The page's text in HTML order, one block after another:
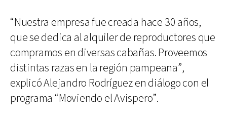
“Nuestra empresa fue creada hace 30 años,
que se dedica al alquiler de reproductores que
compramos en diversas cabañas. Proveemos
distintas razas en la región pampeana”,
explicó Alejandro Rodríguez en diálogo con el
programa “Moviendo el Avispero”.